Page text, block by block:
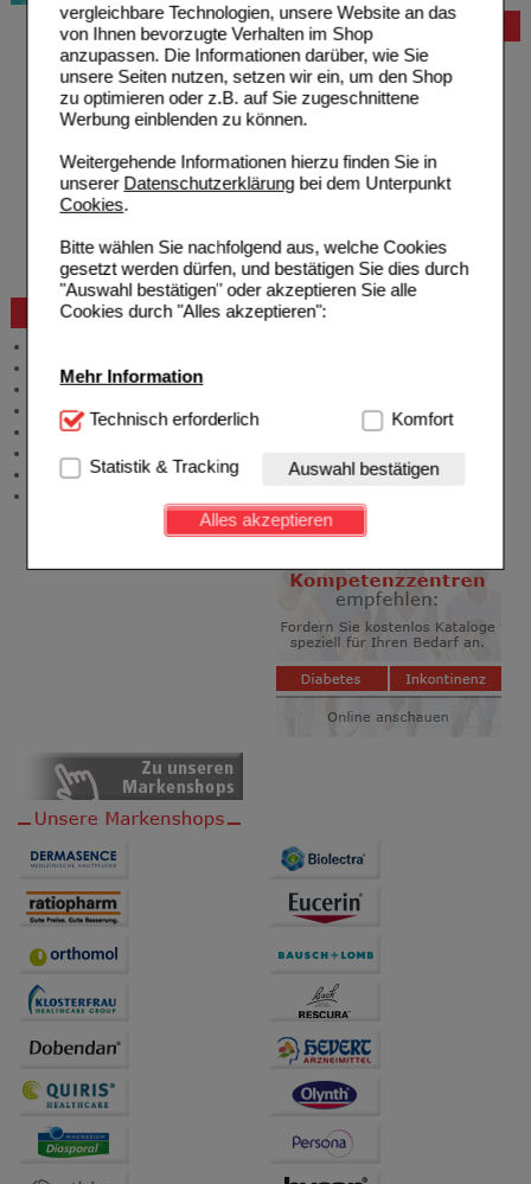
vergleichbare Technologien, unsere Website an das
von Ihnen bevorzugte Verhalten im Shop
anzupassen. Die Informationen darüber, wie Sie
unsere Seiten nutzen, setzen wir ein, um den Shop
zu optimieren oder z.B. auf Sie zugeschnittene
Werbung einblenden zu können.
Weitergehende Informationen hierzu finden Sie in
unserer Datenschutzerklärungbei dem Unterpunkt
Cookies.
Bitte wählen Sie nachfolgend aus, welche Cookies
gesetzt werden dürfen, und bestätigen Sie dies durch
"Auswahl bestätigen" oder akzeptieren Sie alle
Cookies durch "Alles akzeptieren":
Mehr Information
Technisch Notwendig:Hierbei handelt es sich um
Website notwendig sind (z.B. Navigation, Warenkorb,
Kundenkonto), weshalb auf diese nicht verzichtet
werden kann.
Einkaufserlebnis noch ansprechender zu gestalten,
beispielsweise für die Wiedererkennung des
Besuchers oder unsere Seite an bevorzugte
Verhaltensweisen (z.B. Spracheinstellung)
anzupassen. Komfort-Cookies ermöglichen es uns
auch auf Ihre Bedürfnisse zugeschrittene Inhalte
anzuzeigen und unser Partnerprogramm zu
Statistik & Tracking:Hierüber lassen sich
Informationen über die Art und Weise der Nutzung
unserer Website sammeln, mit deren Hilfe wir unsere
Website weiter für Sie optimieren können, den Inhalt
auf unserer Website aber auch die Werbung auf
Drittseiten möglichst relevant für Sie zu gestalten.
Bitte beachten Sie, dass Daten hierfür teilweise an
Dritte wie z.B. Google oder soziale Medien
übertragen werden.
Technisch erforderlich Komfort
Statistik & Tracking Auswahl bestätigen
Alles akzeptieren
Bestellung
Hilfe zur Anmeldung
Hilfe zum Bestellvorgang
Zahlungsmöglichkeiten
Rezepte einlösen
Freiumschläge downloaden
Auslandsbestellung
Problembehebung
Bestellschein
Beratung und Service
Produktberatung
Meldung Arzneimittelrisiken
Zuzahlungsfreie Arzneien
Angebote & Downloads
Neukundenprämie